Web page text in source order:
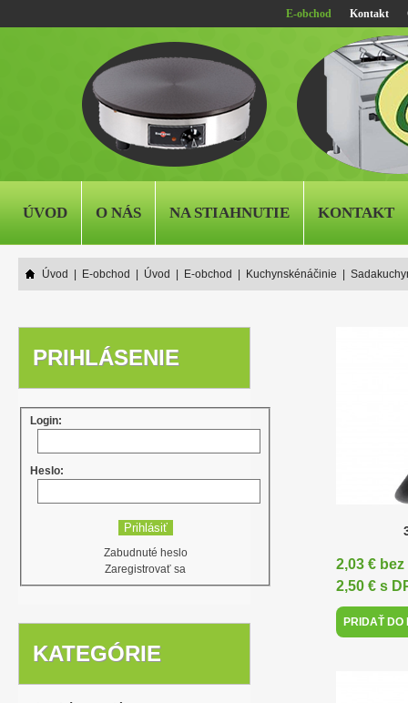
E-obchod Kontakt
ÚVOD O NÁS NA STIAHNUTIE KONTAKT
Úvod E-obchod Úvod E-obchod Kuchynskénáčinie
2,03 € bez
2,50 € s
PRIDAŤ DO
PRIHLÁSENIE
Login:
Heslo:
Zabudnuté heslo
Zaregistrovať sa
KATEGÓRIE